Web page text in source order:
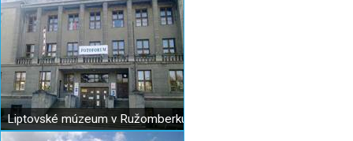
Liptovské múzeum v Ružomberku